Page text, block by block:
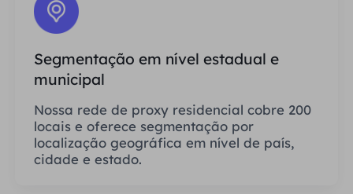
Segmentação em nível estadual e
municipal
Nossa rede de proxy residencial cobre 200
locais e oferece segmentação por
localização geográfica em nível de país,
cidade e estado.